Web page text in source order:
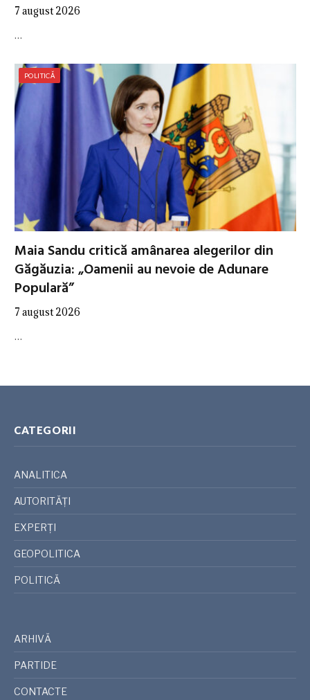
7 august 2026
…
POLITICĂ
Maia Sandu critică amânarea alegerilor din
Găgăuzia: „Oamenii au nevoie de Adunare
Populară”
7 august 2026
…
CATEGORII
ANALITICA
AUTORITĂȚI
EXPERȚI
GEOPOLITICA
POLITICĂ
ARHIVĂ
PARTIDE
CONTACTE